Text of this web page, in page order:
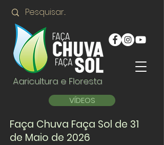
Agricultura e Floresta
VÍDEOS
Faça Chuva Faça Sol de 31
de Maio de 2026